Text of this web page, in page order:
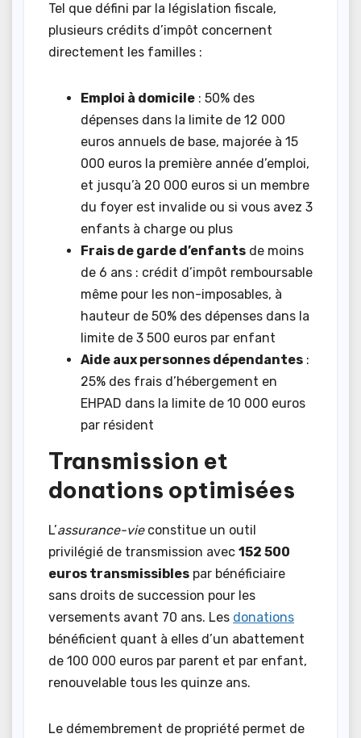
Tel que défini par la législation fiscale,
plusieurs crédits d’impôt concernent
directement les familles :
Emploi à domicile : 50% des
dépenses dans la limite de 12 000
euros annuels de base, majorée à 15
000 euros la première année d’emploi,
et jusqu’à 20 000 euros si un membre
du foyer est invalide ou si vous avez 3
enfants à charge ou plus
Frais de garde d’enfants de moins
de 6 ans : crédit d’impôt remboursable
même pour les non-imposables, à
hauteur de 50% des dépenses dans la
limite de 3 500 euros par enfant
Aide aux personnes dépendantes :
25% des frais d’hébergement en
EHPAD dans la limite de 10 000 euros
par résident
Transmission et
donations optimisées
L’assurance-vieconstitue un outil
privilégié de transmission avec 152 500
euros transmissibles par bénéficiaire
sans droits de succession pour les
versements avant 70 ans. Les donations
bénéficient quant à elles d’un abattement
de 100 000 euros par parent et par enfant,
renouvelable tous les quinze ans.
Le démembrement de propriété permet de